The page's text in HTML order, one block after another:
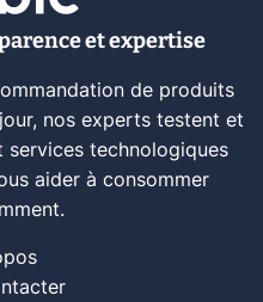
et expertise
de produits
nos experts testent et
technologiques
aider à consommer